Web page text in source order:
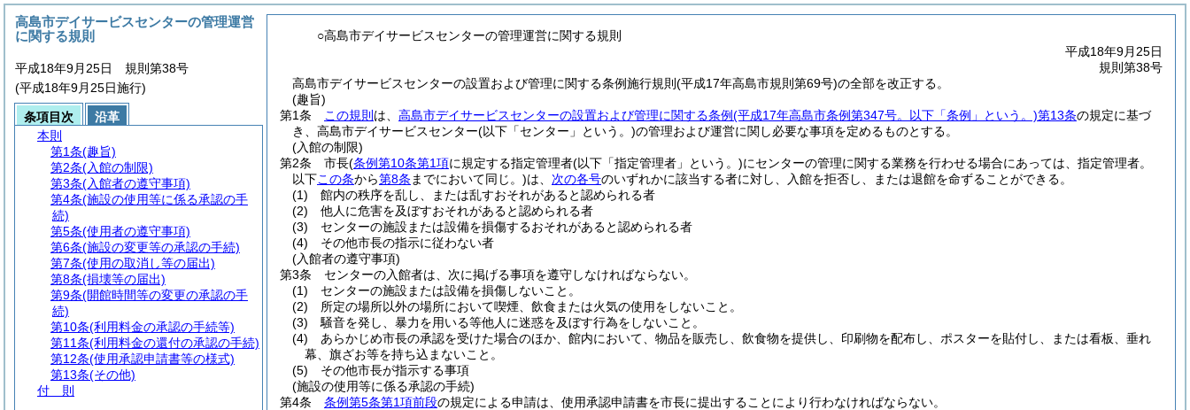
○高島市デイサービスセンターの管理運営に関する規則
平成18年9月25日
規則第38号
高島市デイサービスセンターの設置および管理に関する条例施行規則(平成17年高島市規則第69号)の全部を改正する。
(趣旨)
第1条
この規則 は、 高島市デイサービスセンターの設置および管理に関する条例(平成17年高島市条例第347号。以下「条例」という。)第13条の規定に基づ
き、高島市デイサービスセンター(以下「センター」という。)の管理および運営に関し必要な事項を定めるものとする。
(入館の制限)
第2条
市長(条例第10条第1項に規定する指定管理者(以下「指定管理者」という。)にセンターの管理に関する業務を行わせる場合にあっては、指定管理者。
以下この条から第8条 までにおいて同じ。)は、 次の各号のいずれかに該当する者に対し、入館を拒否し、または退館を命ずることができる。
(1)
館内の秩序を乱し、または乱すおそれがあると認められる者
(2)
他人に危害を及ぼすおそれがあると認められる者
(3)
センターの施設または設備を損傷するおそれがあると認められる者
(4)
その他市長の指示に従わない者
(入館者の遵守事項)
第3条
センターの入館者は、次に掲げる事項を遵守しなければならない。
(1)
センターの施設または設備を損傷しないこと。
(2)
所定の場所以外の場所において喫煙、飲食または火気の使用をしないこと。
(3)
騒音を発し、暴力を用いる等他人に迷惑を及ぼす行為をしないこと。
(4)
あらかじめ市長の承認を受けた場合のほか、館内において、物品を販売し、飲食物を提供し、印刷物を配布し、ポスターを貼付し、または看板、垂れ
幕、旗ざお等を持ち込まないこと。
(5)
その他市長が指示する事項
(施設の使用等に係る承認の手続)
第4条
条例第5条第1項前段の規定による申請は、使用承認申請書を市長に提出することにより行わなければならない。
高島市デイサービスセンターの管理運営
に関する規則
平成18年9月25日 規則第38号
(平成18年9月25日施行)
条項目次
沿革
本則
第1条(趣旨)
第2条(入館の制限)
第3条(入館者の遵守事項)
第4条(施設の使用等に係る承認の手
続)
第5条(使用者の遵守事項)
第6条(施設の変更等の承認の手続)
第7条(使用の取消し等の届出)
第8条(損壊等の届出)
第9条(開館時間等の変更の承認の手
続)
第10条(利用料金の承認の手続等)
第11条(利用料金の還付の承認の手続)
第12条(使用承認申請書等の様式)
第13条(その他)
付 則